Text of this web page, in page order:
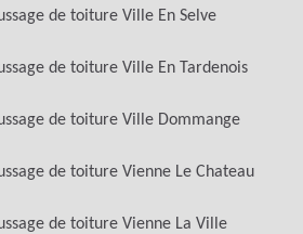
de toiture Ville En Selve
de toiture Ville En Tardenois
de toiture Ville Dommange
de toiture Vienne Le Chateau
de toiture Vienne La Ville